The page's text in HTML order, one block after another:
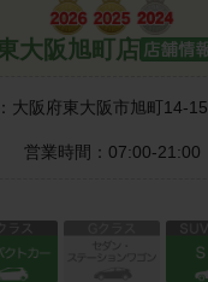
大阪旭町店
大阪府東大阪市旭町14-15
営業時間： 07:00-21:00